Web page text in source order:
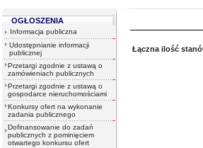
OGŁOSZENIA
Informacja publiczna
Udostępnianie informacji
publicznej
Przetargi zgodnie z ustawą o
zamówieniach publicznych
Przetargi zgodnie z ustawą o
gospodarce nieruchomościami
Konkursy ofert na wykonanie
zadania publicznego
Dofinansowanie do zadań
publicznych z pominięciem
otwartego konkursu ofert
Łączna ilość